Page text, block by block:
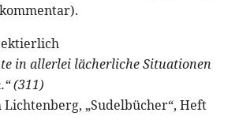
in allerlei lächerliche Situationen
(311)
Lichtenberg, „Sudelbücher“, Heft